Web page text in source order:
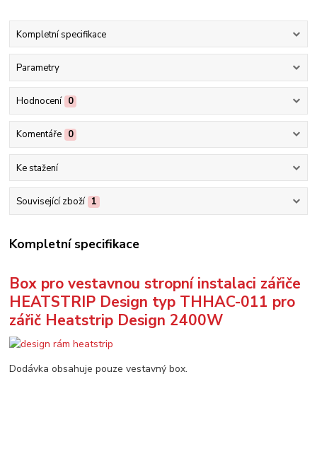
Kompletní specifikace
Parametry
Hodnocení 0
Komentáře 0
Ke stažení
Související zboží 1
Kompletní specifikace
Box pro vestavnou stropní instalaci zářiče
HEATSTRIP Design typ THHAC-011 pro
zářič Heatstrip Design 2400W
Dodávka obsahuje pouze vestavný box.